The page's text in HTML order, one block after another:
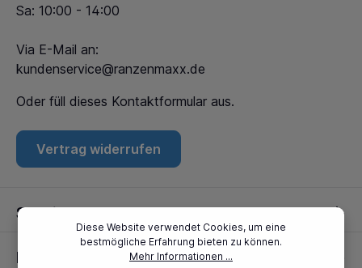
Sa: 10:00 - 14:00
Via E-Mail an:
kundenservice@ranzenmaxx.de
Oder füll dieses Kontaktformular aus.
Vertrag widerrufen
Service
Informationen
Diese Website verwendet Cookies, um eine
bestmögliche Erfahrung bieten zu können.
Mehr Informationen ...